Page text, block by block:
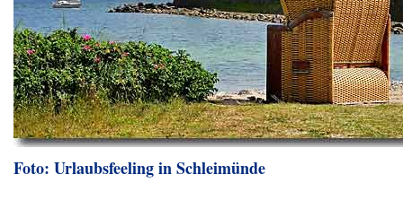
Foto: Urlaubsfeeling in Schleimünde